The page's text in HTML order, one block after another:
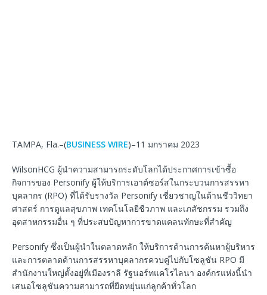
TAMPA, Fla.–(BUSINESS WIRE)–11 มกราคม 2023
WilsonHCG ผู้นำความสามารถระดับโลกได้ประกาศการเข้าซื้อ
กิจการของ Personify ผู้ให้บริการเอาต์ซอร์สในกระบวนการสรรหา
บุคลากร (RPO) ที่ได้รับรางวัล Personify เชี่ยวชาญในด้านชีววิทยา
ศาสตร์ การดูแลสุขภาพ เทคโนโลยีชีวภาพ และเภสัชกรรม รวมถึง
อุตสาหกรรมอื่น ๆ ที่ประสบปัญหาการขาดแคลนทักษะที่สำคัญ
Personify ซึ่งเป็นผู้นำในตลาดหลัก ให้บริการด้านการค้นหาผู้บริหาร
และการตลาดด้านการสรรหาบุคลากรควบคู่ไปกับโซลูชัน RPO มี
สำนักงานใหญ่ตั้งอยู่ที่เมืองราลี รัฐนอร์ทแคโรไลนา องค์กรแห่งนี้นำ
เสนอโซลูชันความสามารถที่ยืดหยุ่นแก่ลูกค้าทั่วโลก